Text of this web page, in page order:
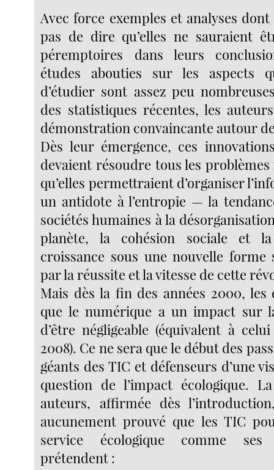
Avec force exemples et analyses
pas de dire qu’elles ne sauraient
péremptoires dans leurs
études abouties sur les aspects
d’étudier sont assez peu
des statistiques récentes, les
démonstration convaincante autour
Dès leur émergence, ces
devaient résoudre tous les
qu’elles permettraient d’organiser
un antidote à l’entropie — la
sociétés humaines à la
planète, la cohésion sociale et
croissance sous une nouvelle forme
par la réussite et la vitesse de cette
Mais dès la fin des années 2000,
que le numérique a un impact sur
d’être négligeable (équivalent à
2008). Ce ne sera que le début des
géants des TIC et défenseurs d’une
question de l’impact écologique.
auteurs, affirmée dès
aucunement prouvé que les TIC
service écologique comme ses
prétendent :